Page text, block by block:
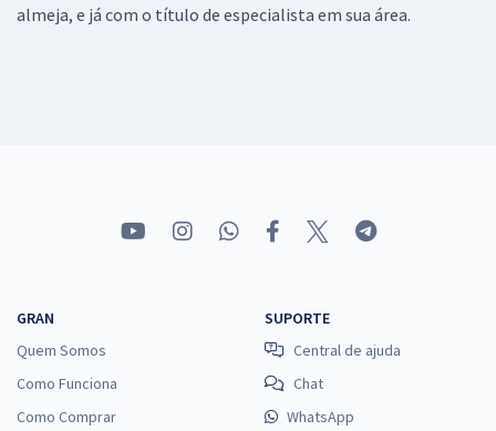
almeja, e já com o título de especialista em sua área.
GRAN
Quem Somos
Como Funciona
Como Comprar
SUPORTE
Central de ajuda
Chat
WhatsApp